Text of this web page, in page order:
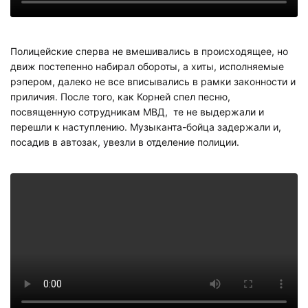
Полицейские сперва не вмешивались в происходящее, но
движ постепенно набирал обороты, а хиты, исполняемые
рэпером, далеко не все вписывались в рамки законности и
приличия. После того, как Корней спел песню,
посвященную сотрудникам МВД, те не выдержали и
перешли к наступлению. Музыканта-бойца задержали и,
посадив в автозак, увезли в отделение полиции.